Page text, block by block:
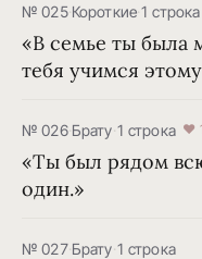
№ 025·Короткие·1 строка
«В семье ты была
тебя учимся
№ 026·Брату·1 строка ♥
«Ты был рядом
один.»
№ 027·Брату·1 строка